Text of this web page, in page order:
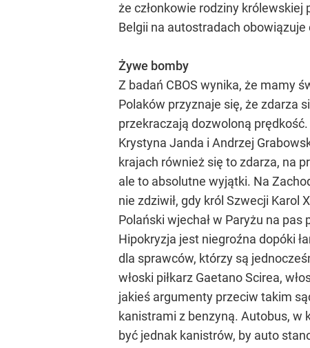
że członkowie rodziny
Belgii na autostradach
Żywe bomby
Z badań CBOS wynika, że mamy
Polaków przyznaje się, że zdarza
przekraczają dozwoloną
Krystyna Janda i Andrzej
krajach również się to zdarza, na
ale to absolutne wyjątki. Na
nie zdziwił, gdy król Szwecji Karol
Polański wjechał w Paryżu na
Hipokryzja jest niegroźna dopóki
dla sprawców, którzy są
włoski piłkarz Gaetano Scirea,
jakieś argumenty przeciw takim
kanistrami z benzyną. Autobus, w
być jednak kanistrów, by auto